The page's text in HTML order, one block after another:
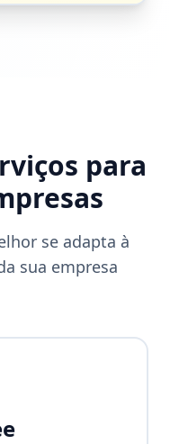
para
se adapta à
sua empresa